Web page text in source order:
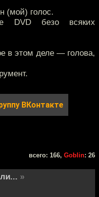
(мой) голос.
DVD безо всяких
в этом деле — голова,
ВКонтакте
всего: 166, Goblin: 26
»